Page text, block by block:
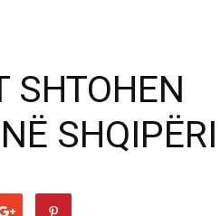
SHTOHEN
SHQIPËRI